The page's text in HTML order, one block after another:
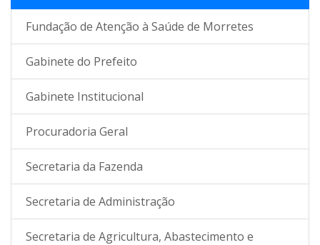
Fundação de Atenção à Saúde de Morretes
Gabinete do Prefeito
Gabinete Institucional
Procuradoria Geral
Secretaria da Fazenda
Secretaria de Administração
Secretaria de Agricultura, Abastecimento e